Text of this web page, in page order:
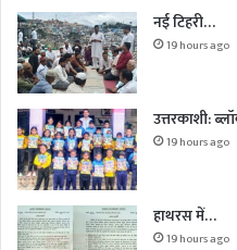
नई टिहरी…
19 hours ago
उत्तरकाशी:
19 hours ago
हाथरस में…
19 hours ago